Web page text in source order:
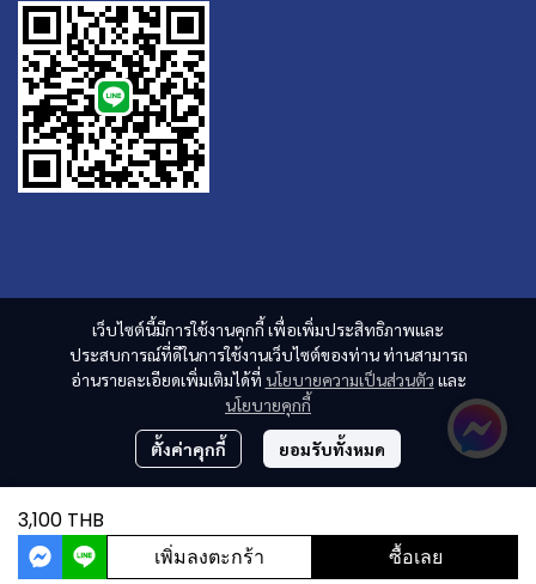
3,100 THB
เพิ่มลงตะกร้า ซื้อเลย
เว็บไซต์นี้มีการใช้งานคุกกี้ เพื่อเพิ่มประสิทธิภาพและ
ประสบการณ์ที่ดีในการใช้งานเว็บไซต์ของท่าน ท่านสามารถ
อ่านรายละเอียดเพิ่มเติมได้ที่ นโยบายความเป็นส่วนตัว และ
นโยบายคุกกี้
ตั้งค่าคุกกี้ ยอมรับทั้งหมด
ผู้เข้าชมวันนี้